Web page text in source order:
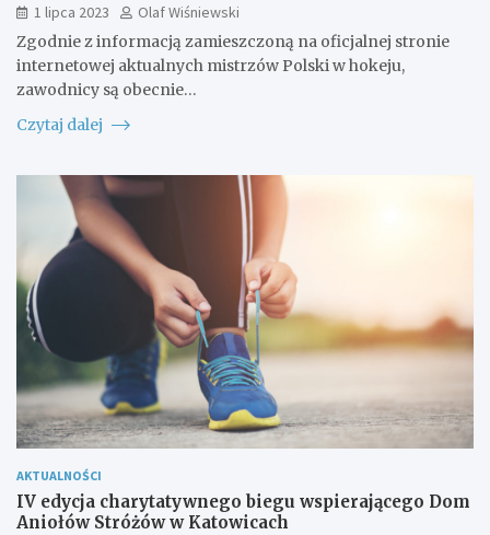
1 lipca 2023
Olaf Wiśniewski
Zgodnie z informacją zamieszczoną na oficjalnej stronie
internetowej aktualnych mistrzów Polski w hokeju,
zawodnicy są obecnie…
Czytaj dalej
AKTUALNOŚCI
IV edycja charytatywnego biegu wspierającego Dom
Aniołów Stróżów w Katowicach